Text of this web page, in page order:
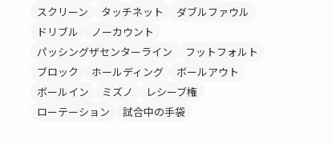
スクリーン
タッチネット
ダブルファウル
ドリブル
ノーカウント
パッシングザセンターライン
フットフォルト
ブロック
ホールディング
ボールアウト
ボールイン
ミズノ
レシーブ権
ローテーション
試合中の手袋